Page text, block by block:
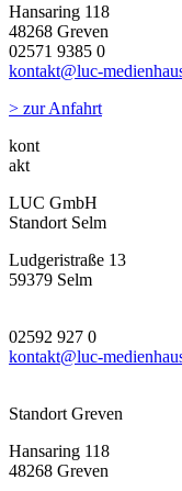
Hansaring 118
48268 Greven
02571 9385 0
kontakt@luc-
> zur Anfahrt
kont
akt
LUC GmbH
Standort Selm
Ludgeristraße 13
59379 Selm
02592 927 0
kontakt@luc-
Standort Greven
Hansaring 118
48268 Greven